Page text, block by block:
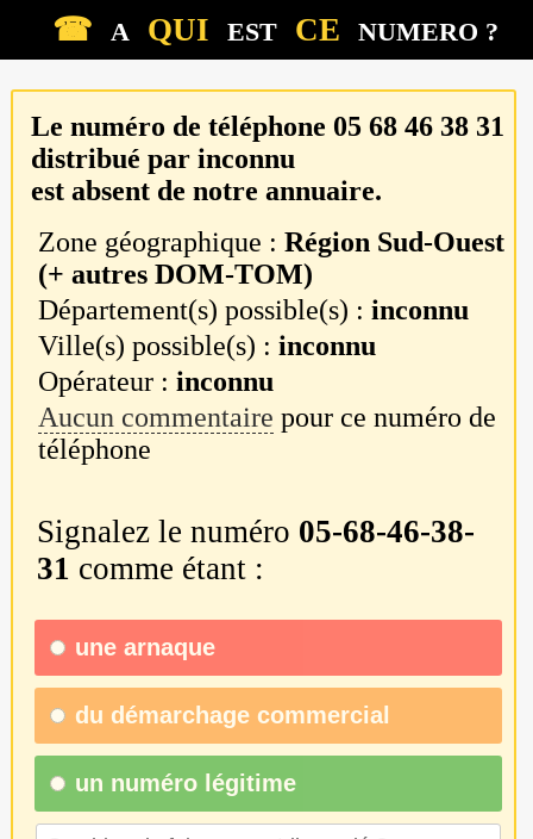
☎ A QUI EST CE NUMERO ?
Le numéro de téléphone 05 68 46 38 31
distribué par inconnu
est absent de notre annuaire.
Zone géographique :Région Sud-Ouest
(+ autres DOM-TOM)
Département(s) possible(s) :inconnu
Ville(s) possible(s) :inconnu
Opérateur :inconnu
Aucun commentaire pour ce numéro de
téléphone
Signalez le numéro 05-68-46-38-
31 comme étant :
une arnaque
du démarchage commercial
un numéro légitime